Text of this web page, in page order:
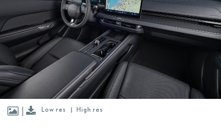
Low res High res